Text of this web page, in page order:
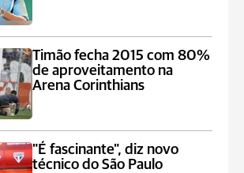
Timão fecha 2015 com 80%
de aproveitamento na
Arena Corinthians
"É fascinante", diz novo
técnico do São Paulo